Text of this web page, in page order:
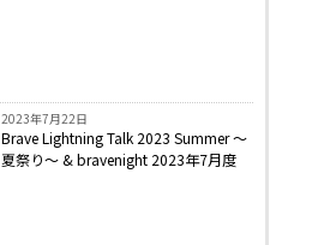
2023年7月22日
Brave Lightning Talk 2023 Summer 〜
夏祭り〜 & bravenight 2023年7月度